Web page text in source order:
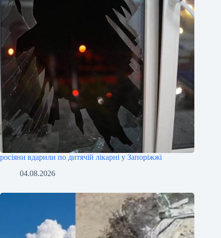
росіяни вдарили по дитячій лікарні у Запоріжжі
04.08.2026